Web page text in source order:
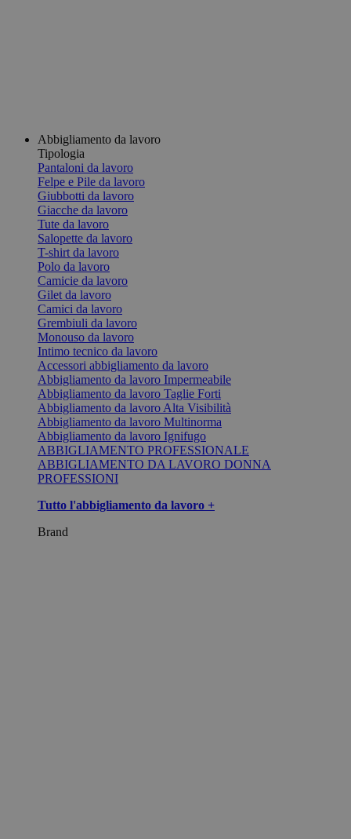
Abbigliamento da lavoro
Tipologia
Pantaloni da lavoro
Felpe e Pile da lavoro
Giubbotti da lavoro
Giacche da lavoro
Tute da lavoro
Salopette da lavoro
T-shirt da lavoro
Polo da lavoro
Camicie da lavoro
Gilet da lavoro
Camici da lavoro
Grembiuli da lavoro
Monouso da lavoro
Intimo tecnico da lavoro
Accessori abbigliamento da lavoro
Abbigliamento da lavoro Impermeabile
Abbigliamento da lavoro Taglie Forti
Abbigliamento da lavoro Alta Visibilità
Abbigliamento da lavoro Multinorma
Abbigliamento da lavoro Ignifugo
ABBIGLIAMENTO PROFESSIONALE
ABBIGLIAMENTO DA LAVORO DONNA
PROFESSIONI
Tutto l'abbigliamento da lavoro +
Brand